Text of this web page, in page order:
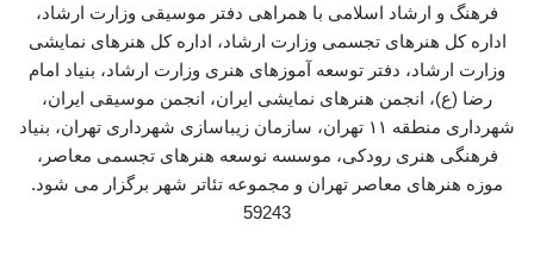
فرهنگ و ارشاد اسلامی با همراهی دفتر موسیقی وزارت ارشاد،
اداره کل هنرهای تجسمی وزارت ارشاد، اداره کل هنرهای نمایشی
وزارت ارشاد، دفتر توسعه آموزهای هنری وزارت ارشاد، بنیاد امام
رضا (ع)، انجمن هنرهای نمایشی ایران، انجمن موسیقی ایران،
شهرداری منطقه ۱۱ تهران، سازمان زیباسازی شهرداری تهران، بنیاد
فرهنگی هنری رودکی، موسسه نوسعه هنرهای تجسمی معاصر،
موزه هنرهای معاصر تهران و مجموعه تئاتر شهر برگزار می شود.
59243